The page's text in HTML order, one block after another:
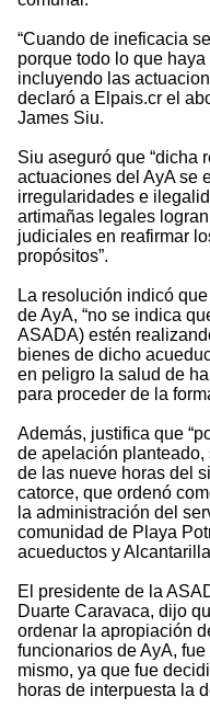
“Cuando de ineficacia
porque todo lo que
incluyendo las
declaró a Elpais.cr el
James Siu.
Siu aseguró que “dicha
actuaciones del AyA se
irregularidades e
artimañas legales
judiciales en reafirmar
propósitos”.
La resolución indicó
de AyA, “no se indica
ASADA) estén
bienes de dicho
en peligro la salud de
para proceder de la
Además, justifica que
de apelación
de las nueve horas del
catorce, que ordenó
la administración del
comunidad de Playa
acueductos y
El presidente de la
Duarte Caravaca, dijo
ordenar la apropiación
funcionarios de AyA,
mismo, ya que fue
horas de interpuesta la